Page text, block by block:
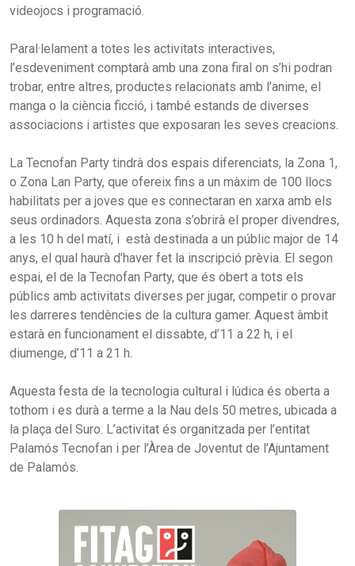
videojocs i programació.
Paral·lelament a totes les activitats interactives,
l’esdeveniment comptarà amb una zona firal on s’hi podran
trobar, entre altres, productes relacionats amb l’anime, el
manga o la ciència ficció, i també estands de diverses
associacions i artistes que exposaran les seves creacions.
La Tecnofan Party tindrà dos espais diferenciats, la Zona 1,
o Zona Lan Party, que ofereix fins a un màxim de 100 llocs
habilitats per a joves que es connectaran en xarxa amb els
seus ordinadors. Aquesta zona s’obrirà el proper divendres,
a les 10 h del matí, i està destinada a un públic major de 14
anys, el qual haurà d’haver fet la inscripció prèvia. El segon
espai, el de la Tecnofan Party, que és obert a tots els
públics amb activitats diverses per jugar, competir o provar
les darreres tendències de la cultura gamer. Aquest àmbit
estarà en funcionament el dissabte, d’11 a 22 h, i el
diumenge, d’11 a 21 h.
Aquesta festa de la tecnologia cultural i lúdica és oberta a
tothom i es durà a terme a la Nau dels 50 metres, ubicada a
la plaça del Suro. L’activitat és organitzada per l’entitat
Palamós Tecnofan i per l’Àrea de Joventut de l’Ajuntament
de Palamós.